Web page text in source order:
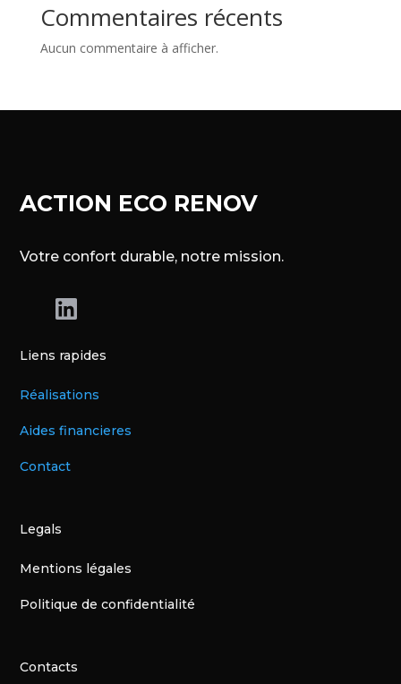
Commentaires récents
Aucun commentaire à afficher.
ACTION ECO RENOV
Votre confort durable, notre mission.
Liens rapides
Réalisations
Aides financieres
Contact
Legals
Mentions légales
Politique de confidentialité
Contacts